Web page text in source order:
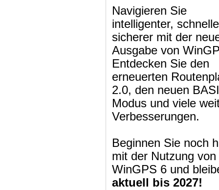
Navigieren Sie
intelligenter,
sicherer mit der
Ausgabe von
Entdecken Sie den
erneuerten
2.0, den neuen
Modus und viele
Verbesserungen.
Beginnen Sie noch
mit der Nutzung von
WinGPS 6 und
aktuell bis 2027!